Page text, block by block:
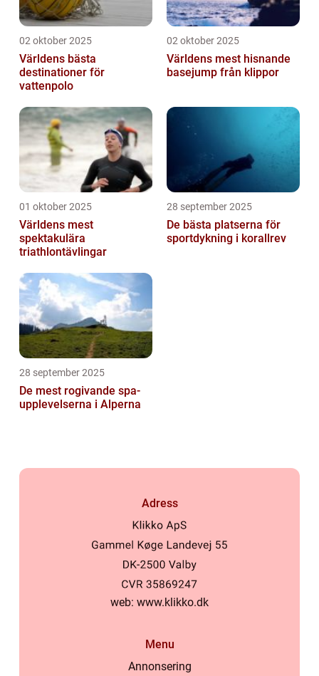
02 oktober 2025
Världens bästa
destinationer för
vattenpolo
02 oktober 2025
Världens mest hisnande
basejump från klippor
01 oktober 2025
Världens mest
spektakulära
triathlontävlingar
28 september 2025
De bästa platserna för
sportdykning i korallrev
28 september 2025
De mest rogivande spa-
upplevelserna i Alperna
Adress
web: www.klikko.dk
Menu
Annonsering